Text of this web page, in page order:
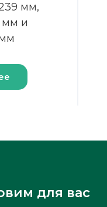
мм,
мм и
для вас